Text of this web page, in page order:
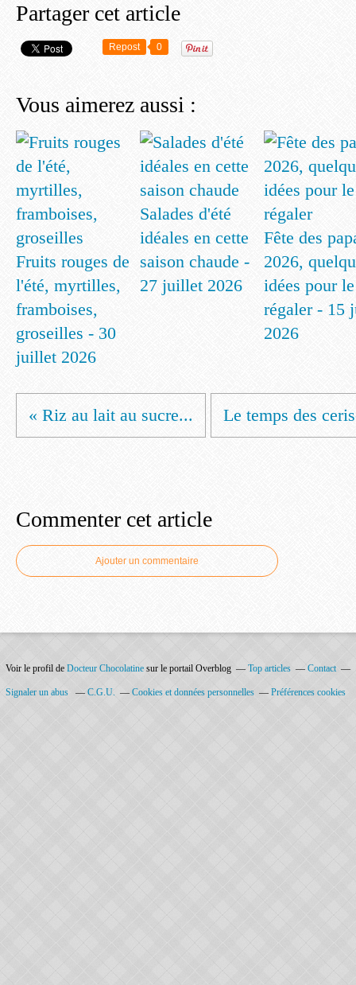
Partager cet article
Repost 0
Vous aimerez aussi :
Fruits rouges de
l'été, myrtilles,
framboises,
groseilles - 30
juillet 2026
Salades d'été
idéales en cette
saison chaude -
27 juillet 2026
Fête des
2026,
idées pour le
régaler - 15
2026
« Riz au lait au sucre... Le temps des
Commenter cet article
Ajouter un commentaire
Voir le profil de Docteur Chocolatine sur le portail Overblog Top articles Contact
Signaler un abus C.G.U. Cookies et données personnelles Préférences cookies